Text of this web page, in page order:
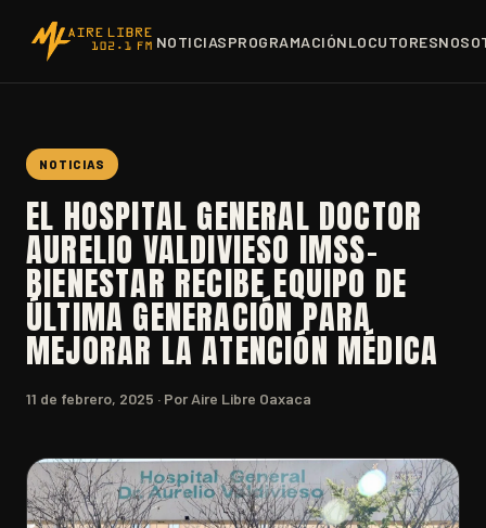
NOTICIASPROGRAMACIÓNLOCUTORES
NOTICIAS
EL HOSPITAL GENERAL DOCTOR
AURELIO VALDIVIESO IMSS-
BIENESTAR RECIBE EQUIPO DE
ÚLTIMA GENERACIÓN PARA
MEJORAR LA ATENCIÓN MÉDICA
11 de febrero, 2025 · Por Aire Libre Oaxaca